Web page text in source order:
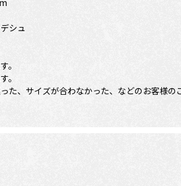
シュ
。
。
、サイズが合わなかった、などのお客様の